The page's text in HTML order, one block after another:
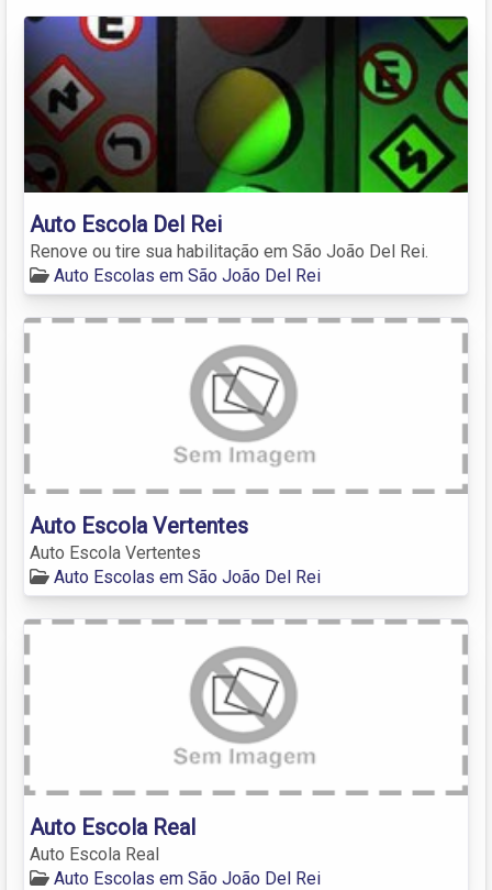
Auto Escola Del Rei
Renove ou tire sua habilitação em São João Del Rei.
Auto Escolas em São João Del Rei
Auto Escola Vertentes
Auto Escola Vertentes
Auto Escolas em São João Del Rei
Auto Escola Real
Auto Escola Real
Auto Escolas em São João Del Rei